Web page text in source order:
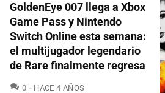
GoldenEye 007 llega a Xbox
Game Pass y Nintendo
Switch Online esta semana:
el multijugador legendario
de Rare finalmente regresa
0 COMENTARIOS
HACE 4 AÑOS